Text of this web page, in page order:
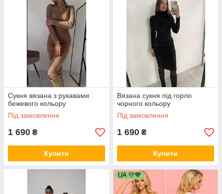
Сукня вязана з рукавами
бежевого кольору
Під замовлення
1 690 ₴
Купити
Вязана сукня під горло
чорного кольору
Під замовлення
1 690 ₴
Купити
UA 💛💙